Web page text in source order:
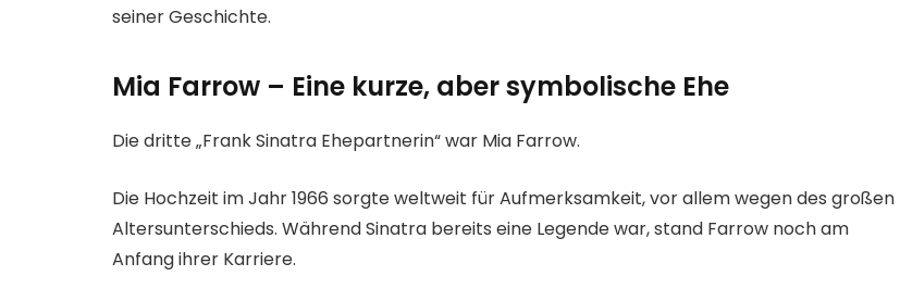
seiner Geschichte.
Mia Farrow – Eine kurze, aber symbolische Ehe
Die dritte „Frank Sinatra Ehepartnerin“ war Mia Farrow.
Die Hochzeit im Jahr 1966 sorgte weltweit für Aufmerksamkeit, vor allem wegen des großen
Altersunterschieds. Während Sinatra bereits eine Legende war, stand Farrow noch am
Anfang ihrer Karriere.